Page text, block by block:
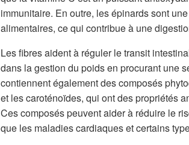
immunitaire. En outre, les épinards sont
alimentaires, ce qui contribue à une
Les fibres aident à réguler le transit
dans la gestion du poids en procurant une
contiennent également des composés
et les caroténoïdes, qui ont des propriétés
Ces composés peuvent aider à réduire le
que les maladies cardiaques et certains